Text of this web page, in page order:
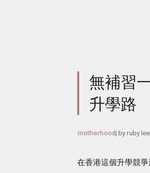
無補習
升學路
motherhood| byruby lee|
在香港這個升學競